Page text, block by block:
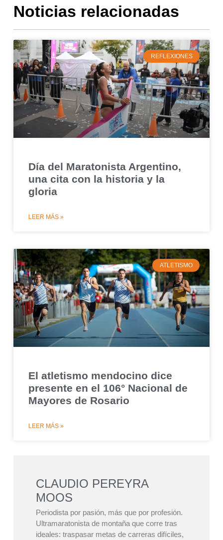
Noticias relacionadas
REFLEXIONES
Día del Maratonista Argentino,
una cita con la historia y la
gloria
LEER MÁS »
ATLETISMO
El atletismo mendocino dice
presente en el 106° Nacional de
Mayores de Rosario
LEER MÁS »
CLAUDIO PEREYRA
MOOS
Periodista por pasión, más que por profesión.
Ultramaratonista de montaña que corre tras
ideales: traspasar metas de carreras difíciles,